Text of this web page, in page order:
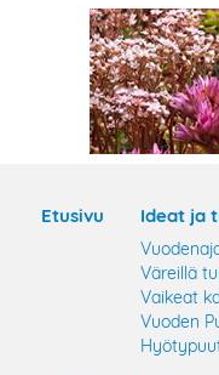
Etusivu Ideat ja
Väreillä
Vaikeat
Vuoden